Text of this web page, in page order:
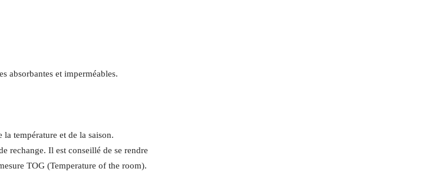
absorbantes et imperméables.
température et de la saison.
rechange. Il est conseillé de se rendre
TOG (Temperature of the room).